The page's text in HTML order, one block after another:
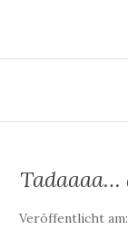
Veröffentlicht